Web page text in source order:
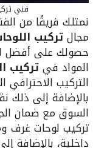
فني
نمتلك فريقًا من
مجالتركيب
حصولك على أفضل
المواد فيتركيب
التركيب
بالإضافة إلى ذلك
السوق مع ضمان
تركيب لوحات غرف
داخلية، بالإضافة